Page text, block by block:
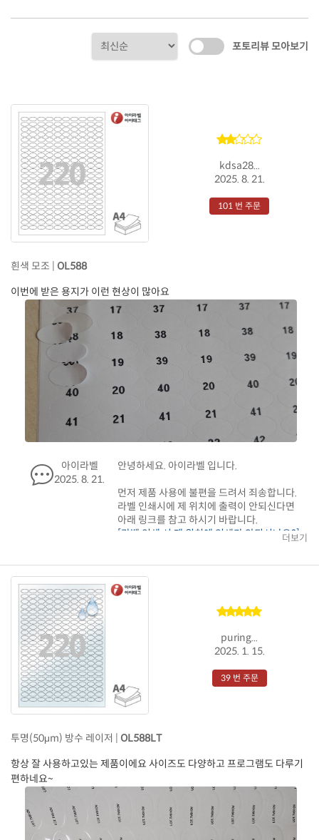
포토리뷰 모아보기
kdsa28...
2025. 8. 21.
101 번 주문
흰색 모조 | OL588
이번에 받은 용지가 이런 현상이 많아요
아이라벨
2025. 8. 21.
안녕하세요. 아이라벨 입니다.
먼저 제품 사용에 불편을 드려서 죄송합니다.
라벨 인쇄시에 제 위치에 출력이 안되신다면
아래 링크를 참고 하시기 바랍니다.
[라벨 인쇄 시 제 위치에 인쇄가 안되시나요?]
감사합니다.
더보기
puring...
2025. 1. 15.
39 번 주문
투명(50μm) 방수 레이저 | OL588LT
항상 잘 사용하고있는 제품이에요 사이즈도 다양하고 프로그램도 다루기
편하네요~